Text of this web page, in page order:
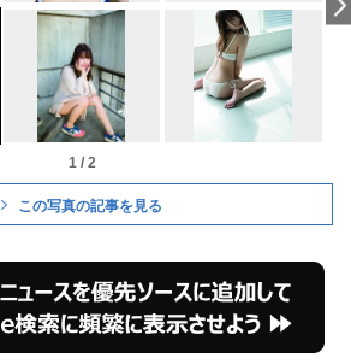
1 / 2
この写真の記事を見る